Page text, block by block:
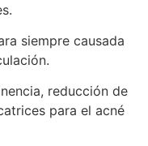
siempre causada
reducción de
para el acné